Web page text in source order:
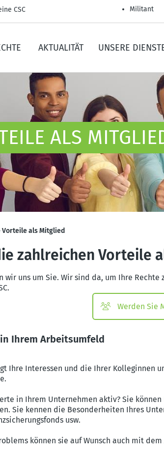
CSC Militant
AKTUALITÄT UNSERE
ALS
Vorteile als Mitglied
zahlreichen Vorteile
wir uns um Sie. Wir sind da, um Ihre
Werden Sie
Ihrem Arbeitsumfeld
Ihre Interessen und die Ihrer Kolleginnen
in Ihrem Unternehmen aktiv? Sie
Sie kennen die Besonderheiten Ihres
usw.
können sie auf Wunsch auch mit